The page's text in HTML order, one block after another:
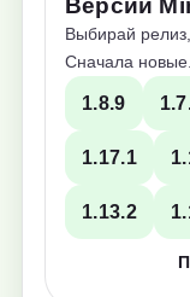
Выбирай
Сначала новые.
1.8.9
1.17.1
1.13.2